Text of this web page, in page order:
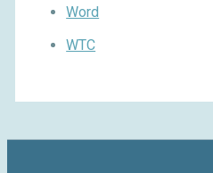
Word
WTC